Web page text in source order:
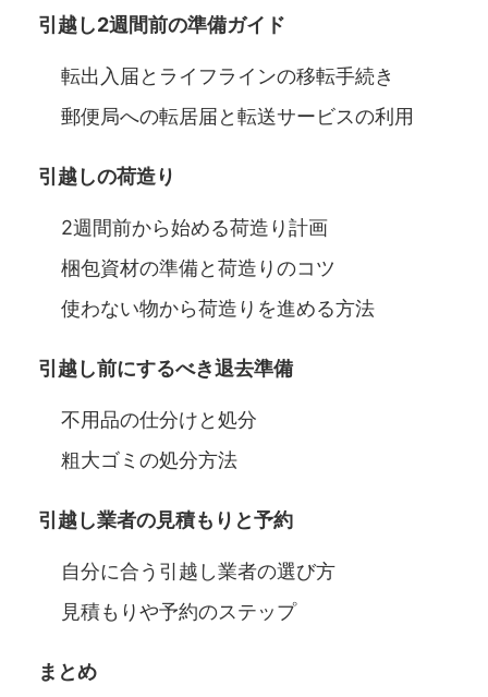
引越し2週間前の準備ガイド
転出入届とライフラインの移転手続き
郵便局への転居届と転送サービスの利用
引越しの荷造り
2週間前から始める荷造り計画
梱包資材の準備と荷造りのコツ
使わない物から荷造りを進める方法
引越し前にするべき退去準備
不用品の仕分けと処分
粗大ゴミの処分方法
引越し業者の見積もりと予約
自分に合う引越し業者の選び方
見積もりや予約のステップ
まとめ